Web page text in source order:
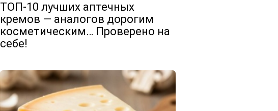
ТОП-10 лучших аптечных
кремов — аналогов дорогим
косметическим… Проверено на
себе!